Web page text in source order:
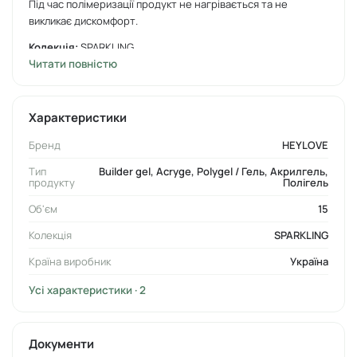
Під час полімеризації продукт не нагрівається та не
викликає дискомфорт.
Колекція: SPARKLING
Консистенція:
рідка
Спосіб застосування:
Ретельно знежирте нігтьову пластину за допомогою
дегідратора
phBond.
Нанесіть на кінчик нігтя безкислотний праймер Ultrabond
Нанесіть підложку з
Виконайте нарощування чи укріплення за допомогою
Читати повністю
Характеристики
Бренд
HEYLOVE
Тип
продукту
Builder gel, Acryge, Polygel / Гель, Акрилгель,
Полігель
Об'єм
15
Колекція
SPARKLING
Країна виробник
Україна
Усі характеристики · 2
Документи